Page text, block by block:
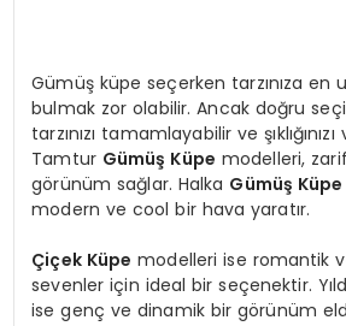
Gümüş küpe seçerken tarzınıza en
bulmak zor olabilir. Ancak doğru
tarzınızı tamamlayabilir ve
Tamtur Gümüş Küpe modelleri,
görünüm sağlar. Halka Gümüş Küpe
modern ve cool bir hava yaratır.
Çiçek Küpe modelleri ise romantik
sevenler için ideal bir seçenektir.
ise genç ve dinamik bir görünüm